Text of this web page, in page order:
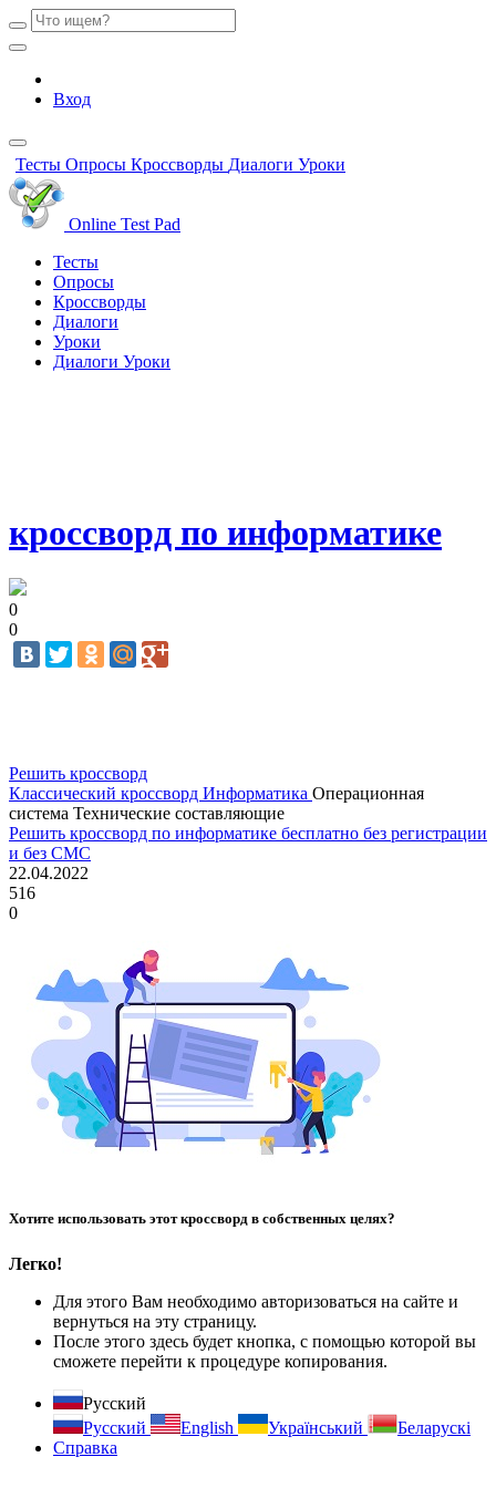
Вход
Тесты Опросы Кроссворды Диалоги Уроки
Online Test Pad
Тесты
Опросы
Кроссворды
Диалоги
Уроки
Диалоги Уроки
кроссворд по информатике
0
0
Решить кроссворд
Классический кроссворд Информатика Операционная
система Технические составляющие
Решить кроссворд по информатике бесплатно без регистрации
и без СМС
22.04.2022
516
0
Хотите использовать этот кроссворд в собственных целях?
Легко!
Для этого Вам необходимо авторизоваться на сайте и
вернуться на эту страницу.
После этого здесь будет кнопка, с помощью которой вы
сможете перейти к процедуре копирования.
Русский
Русский
English Український
Беларускі
Справка